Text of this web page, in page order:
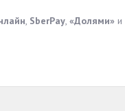
, SberPay, «Долями» и